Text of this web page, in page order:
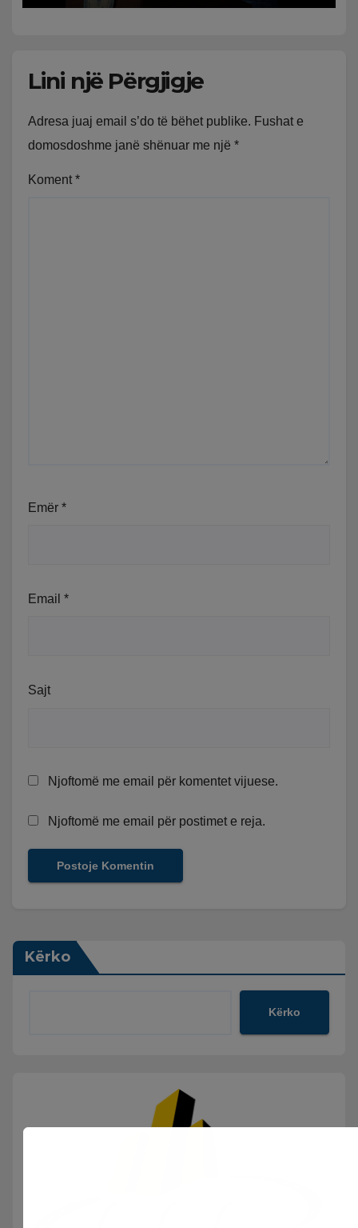
Lini një Përgjigje
Adresa juaj email s’do të bëhet publike. Fushat e
domosdoshme janë shënuar me një *
Koment *
Emër *
Email *
Sajt
Njoftomë me email për komentet vijuese.
Njoftomë me email për postimet e reja.
Kërko
Kërko